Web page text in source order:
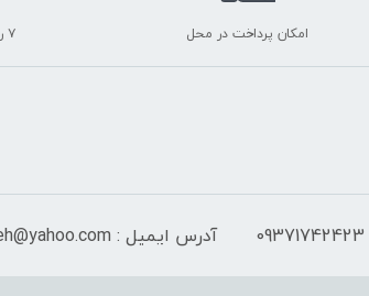
امکان پرداخت در محل ۷ روز ضمانت بازگشت
آدرس ایمیل : Isf_sayeh@yahoo.com